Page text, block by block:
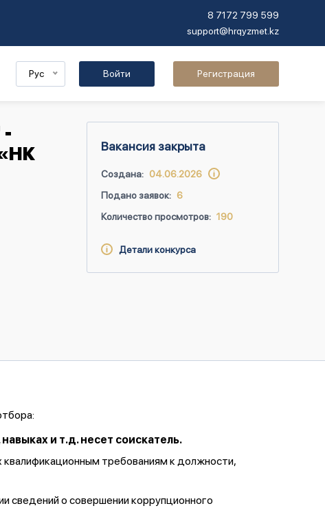
8 7172 799 599
support@hrqyzmet.kz
Рус Войти Регистрация
-
Вакансия закрыта
Создана: 04.06.2026
Подано заявок: 6
Количество просмотров: 190
Детали конкурса
и т.д. несет соискатель.
требованиям к должности,
сведений о совершении коррупционного